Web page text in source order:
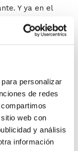
personalizar
de redes
web con
y análisis
información
Y ya en el
Y
invicto.
Guardamar
El presidente
de
David